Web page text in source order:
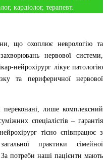
кардіолог, терапевт.
що охоплює неврологію та
нервової системи,
нейрохірург лікує патологію
та периферичної нервової
лише комплексний
спеціалістів – гарантія
тісно співпрацює з
практики сімейної
потреби наші пацієнти мають